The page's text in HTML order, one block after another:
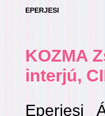
EPERJESI
KOZMA
interjú,
Eperjesi